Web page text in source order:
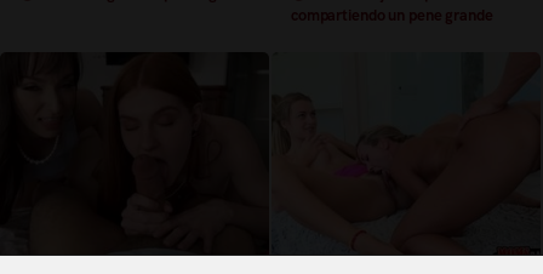
compartiendo un pene grande